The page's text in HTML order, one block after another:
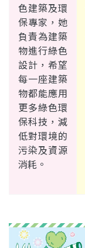
色建築及環
保專家，她
負責為建築
物進行綠色
設計，希望
每一座建築
物都能應用
更多綠色環
保科技，減
低對環境的
污染及資源
消耗。